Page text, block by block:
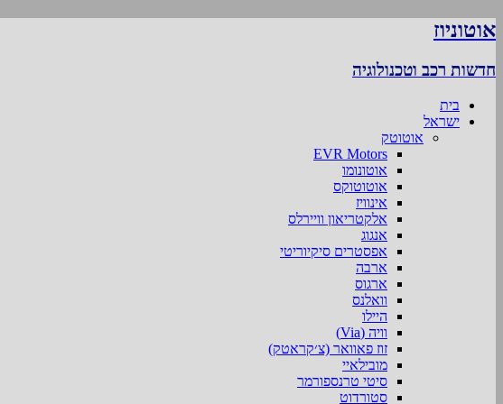
אוטוניוז
חדשות רכב וטכנולוגיה
בית
ישראל
אוטוטק
EVR Motors
אוטונומו
אוטוטוקס
אינוויז
אלקטריאון וויירלס
אנגוג
אפסטרים סיקיוריטי
ארבה
ארגוס
וואלנס
היילו
וויה (Via)
זוז פאוואר (צ׳קראטק)
מובילאיי
סיטי טרנספורמר
סטורדוט